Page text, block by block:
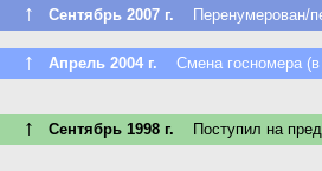
↑ Сентябрь 2007 г. Перенумерован/
↑ Апрель 2004 г. Смена госномера (в
↑ Сентябрь 1998 г. Поступил на